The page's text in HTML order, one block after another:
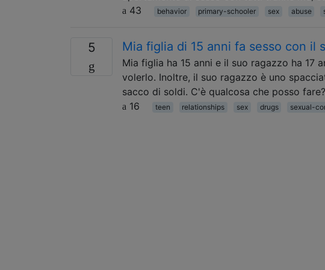
43
behavior primary-schooler sex abuse
5 Mia figlia di 15 anni fa sesso con il
Mia figlia ha 15 anni e il suo ragazzo ha 17
volerlo. Inoltre, il suo ragazzo è uno
sacco di soldi. C'è qualcosa che posso
16
teen relationships sex drugs sexual-